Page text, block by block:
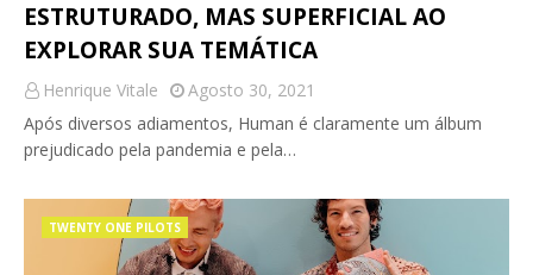
ESTRUTURADO, MAS SUPERFICIAL AO
EXPLORAR SUA TEMÁTICA
Henrique Vitale
Agosto 30, 2021
Após diversos adiamentos, Human é claramente um álbum
prejudicado pela pandemia e pela…
TWENTY ONE PILOTS